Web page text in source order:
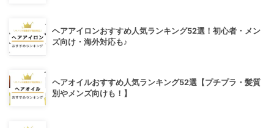
ヘアアイロンおすすめ人気ランキング52選！初心者・メン
ズ向け・海外対応も♪
ヘアオイルおすすめ人気ランキング52選【プチプラ・髪質
別やメンズ向けも！】